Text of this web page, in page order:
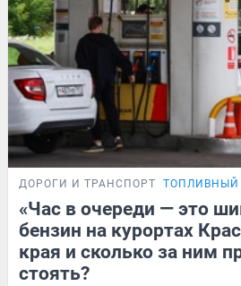
ДОРОГИ И ТРАНСПОРТ ТОПЛИВНЫЙ
«Час в очереди — это
бензин на курортах
края и сколько за ним
стоять?